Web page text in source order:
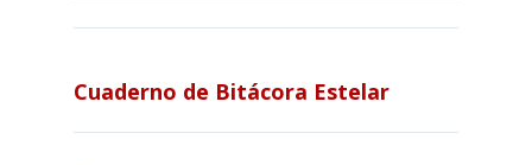
Cuaderno de Bitácora Estelar